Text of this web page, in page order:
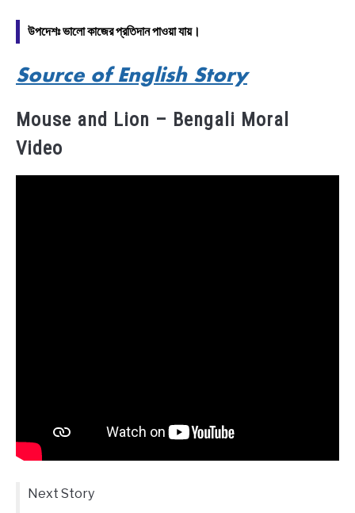
উপদেশঃ ভালো কাজের প্রতিদান পাওয়া যায়।
Source of English Story
Mouse and Lion – Bengali Moral
Video
Next Story